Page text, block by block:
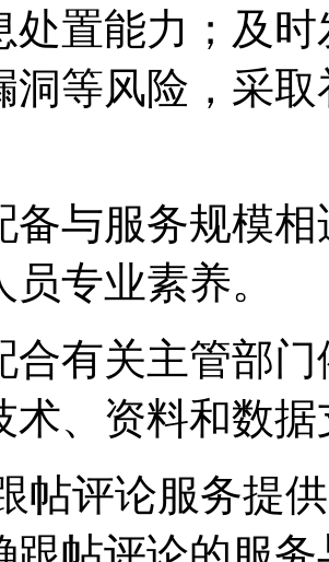
处置能力；及
洞等风险，采
备与服务规模
专业素养。
合有关主管部
术、资料和数
帖评论服务提